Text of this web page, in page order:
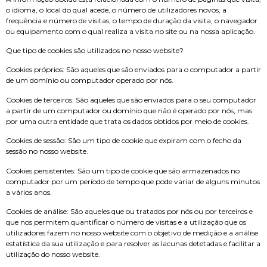
o idioma, o local do qual acede, o número de utilizadores novos, a
frequência e número de visitas, o tempo de duração da visita, o navegador
ou equipamento com o qual realiza a visita no site ou na nossa aplicação.
Que tipo de cookies são utilizados no nosso website?
Cookies próprios: São aqueles que são enviados para o computador a partir
de um domínio ou computador operado por nós.
Cookies de terceiros: São aqueles que são enviados para o seu computador
a partir de um computador ou domínio que não é operado por nós, mas
por uma outra entidade que trata os dados obtidos por meio de cookies.
Cookies de sessão: São um tipo de cookie que expiram com o fecho da
sessão no nosso website.
Cookies persistentes: São um tipo de cookie que são armazenados no
computador por um período de tempo que pode variar de alguns minutos
a vários anos.
Cookies de análise: São aqueles que ou tratados por nós ou por terceiros e
que nos permitem quantificar o número de visitas e a utilização que os
utilizadores fazem no nosso website com o objetivo de medição e a análise
estatística da sua utilização e para resolver as lacunas detetadas e facilitar a
utilização do nosso website.